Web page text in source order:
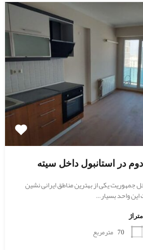
در استانبول داخل سیته
یکی از بهترین مناطق ایرانی نشین
واحد بسیار…
متراژ
70 مترمربع